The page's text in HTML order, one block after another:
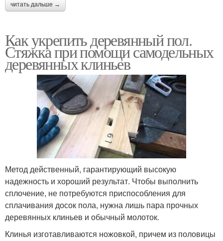
читать дальше →
Как укрепить деревянный пол.
Стяжка при помощи самодельных
деревянных клиньев
Метод действенный, гарантирующий высокую
надежность и хороший результат. Чтобы выполнить
сплочение, не потребуются приспособления для
сплачивания досок пола, нужна лишь пара прочных
деревянных клиньев и обычный молоток.
Клинья изготавливаются ножовкой, причем из половицы